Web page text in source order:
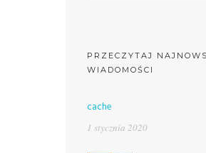
PRZECZYTAJ
WIADOMOŚCI
cache
1 stycznia 2020